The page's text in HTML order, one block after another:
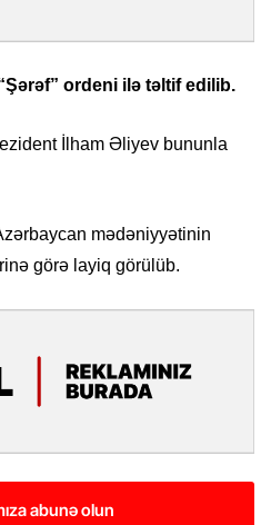
ordeni ilə təltif edilib.
İlham Əliyev bununla
mədəniyyətinin
görə layiq görülüb.
abunə olun